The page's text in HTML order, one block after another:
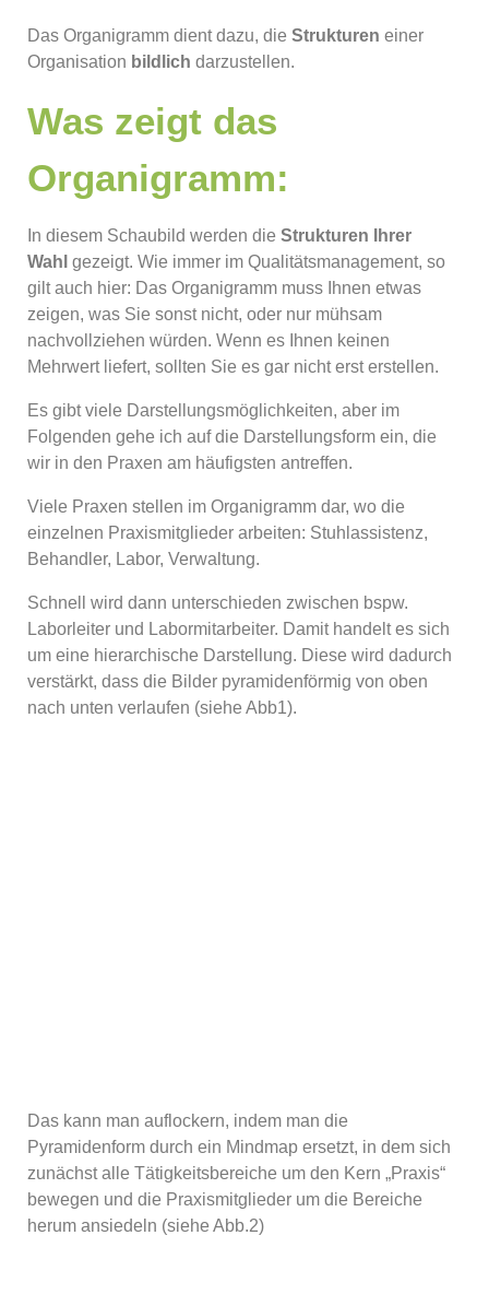
Das Organigramm dient dazu, die Strukturen einer
Organisation bildlich darzustellen.
Was zeigt das
Organigramm:
In diesem Schaubild werden die Strukturen Ihrer
Wahl gezeigt. Wie immer im Qualitätsmanagement, so
gilt auch hier: Das Organigramm muss Ihnen etwas
zeigen, was Sie sonst nicht, oder nur mühsam
nachvollziehen würden. Wenn es Ihnen keinen
Mehrwert liefert, sollten Sie es gar nicht erst erstellen.
Es gibt viele Darstellungsmöglichkeiten, aber im
Folgenden gehe ich auf die Darstellungsform ein, die
wir in den Praxen am häufigsten antreffen.
Viele Praxen stellen im Organigramm dar, wo die
einzelnen Praxismitglieder arbeiten: Stuhlassistenz,
Behandler, Labor, Verwaltung.
Schnell wird dann unterschieden zwischen bspw.
Laborleiter und Labormitarbeiter. Damit handelt es sich
um eine hierarchische Darstellung. Diese wird dadurch
verstärkt, dass die Bilder pyramidenförmig von oben
nach unten verlaufen (siehe Abb1).
Das kann man auflockern, indem man die
Pyramidenform durch ein Mindmap ersetzt, in dem sich
zunächst alle Tätigkeitsbereiche um den Kern „Praxis“
bewegen und die Praxismitglieder um die Bereiche
herum ansiedeln (siehe Abb.2)